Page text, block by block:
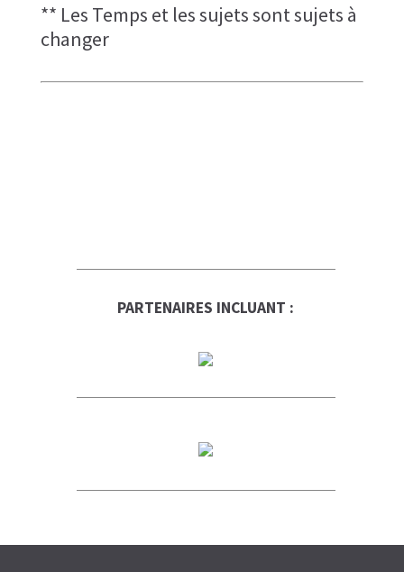
** Les Temps et les sujets sont sujets à
changer
PARTENAIRES INCLUANT :